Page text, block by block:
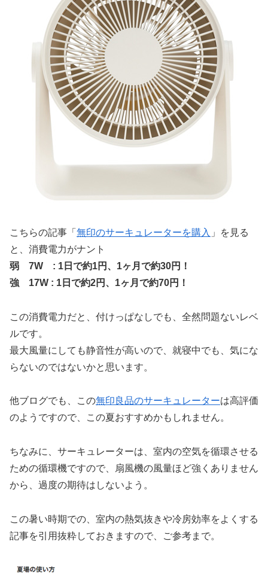
こちらの記事「 無印のサーキュレーターを購入 」を見る
と、消費電力がナント
弱 7W : 1日で約1円、1ヶ月で約30円！
強 17W : 1日で約2円、1ヶ月で約70円！
この消費電力だと、付けっぱなしでも、全然問題ないレベ
ルです。
最大風量にしても静音性が高いので、就寝中でも、気にな
らないのではないかと思います。
他ブログでも、この無印良品のサーキュレーターは高評価
のようですので、この夏おすすめかもしれません。
ちなみに、サーキュレーターは、室内の空気を循環させる
ための循環機ですので、扇風機の風量ほど強くありません
から、過度の期待はしないよう。
この暑い時期での、室内の熱気抜きや冷房効率をよくする
記事を引用抜粋しておきますので、ご参考まで。